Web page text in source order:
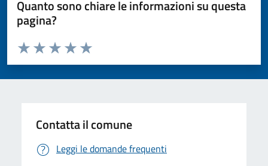
Quanto sono chiare le informazioni su questa
pagina?
Valuta da 1 a 5 stelle la pagina
Valuta 5 stelle su 5
Valuta 4 stelle su 5
Valuta 3 stelle su 5
Valuta 2 stelle su 5
Valuta 1 stelle su 5
Contatta il comune
Leggi le domande frequenti